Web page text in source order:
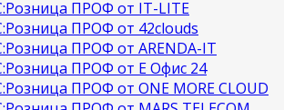
ПРОФ от IT-LITE
ПРОФ от 42clouds
ПРОФ от ARENDA-IT
ПРОФ от Е Офис 24
ПРОФ от ONE MORE CLOUD